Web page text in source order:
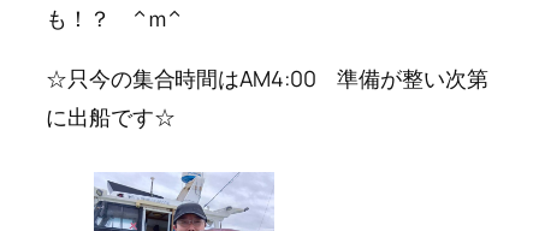
も！？ ^ｍ^
☆只今の集合時間はAM4:00 準備が整い次第
に出船です☆